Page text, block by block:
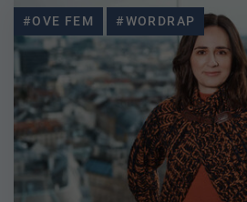
#OVE FEM #WORDRAP